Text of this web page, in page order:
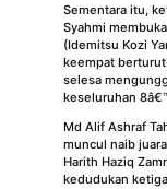
Sementara itu,
Syahmi
(Idemitsu Kozi
keempat
selesa
keseluruhan
Md Alif Ashraf
muncul naib
Harith Haziq
kedudukan